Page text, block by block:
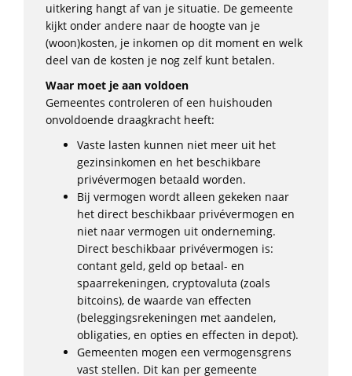
uitkering hangt af van je situatie. De gemeente
kijkt onder andere naar de hoogte van je
(woon)kosten, je inkomen op dit moment en welk
deel van de kosten je nog zelf kunt betalen.
Waar moet je aan voldoen
Gemeentes controleren of een huishouden
onvoldoende draagkracht heeft:
Vaste lasten kunnen niet meer uit het
gezinsinkomen en het beschikbare
privévermogen betaald worden.
Bij vermogen wordt alleen gekeken naar
het direct beschikbaar privévermogen en
niet naar vermogen uit onderneming.
Direct beschikbaar privévermogen is:
contant geld, geld op betaal- en
spaarrekeningen, cryptovaluta (zoals
bitcoins), de waarde van effecten
(beleggingsrekeningen met aandelen,
obligaties, en opties en effecten in depot).
Gemeenten mogen een vermogensgrens
vast stellen. Dit kan per gemeente